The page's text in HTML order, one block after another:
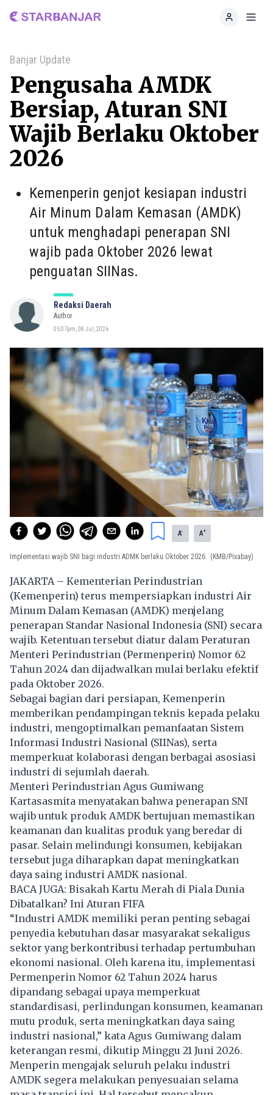
Home
Banjar Update
Pengusaha AMDK
Bersiap, Aturan SNI
Wajib Berlaku Oktober
2026
Kemenperin genjot kesiapan industri
Air Minum Dalam Kemasan (AMDK)
untuk menghadapi penerapan SNI
wajib pada Oktober 2026 lewat
penguatan SIINas.
Redaksi Daerah
Author
05:07pm, 08 Jul, 2026
A- A+
Implementasi wajib SNI bagi industri ADMK berlaku Oktober 2026. (KMB/Pixabay)
JAKARTA – Kementerian Perindustrian
(Kemenperin) terus mempersiapkan industri Air
Minum Dalam Kemasan (AMDK) menjelang
penerapan Standar Nasional Indonesia (SNI) secara
wajib. Ketentuan tersebut diatur dalam Peraturan
Menteri Perindustrian (Permenperin) Nomor 62
Tahun 2024 dan dijadwalkan mulai berlaku efektif
pada Oktober 2026.
Sebagai bagian dari persiapan, Kemenperin
memberikan pendampingan teknis kepada pelaku
industri, mengoptimalkan pemanfaatan Sistem
Informasi Industri Nasional (SIINas), serta
memperkuat kolaborasi dengan berbagai asosiasi
industri di sejumlah daerah.
Menteri Perindustrian Agus Gumiwang
Kartasasmita menyatakan bahwa penerapan SNI
wajib untuk produk AMDK bertujuan memastikan
keamanan dan kualitas produk yang beredar di
pasar. Selain melindungi konsumen, kebijakan
tersebut juga diharapkan dapat meningkatkan
daya saing industri AMDK nasional.
BACA JUGA: Bisakah Kartu Merah di Piala Dunia
Dibatalkan? Ini Aturan FIFA
“Industri AMDK memiliki peran penting sebagai
penyedia kebutuhan dasar masyarakat sekaligus
sektor yang berkontribusi terhadap pertumbuhan
ekonomi nasional. Oleh karena itu, implementasi
Permenperin Nomor 62 Tahun 2024 harus
dipandang sebagai upaya memperkuat
standardisasi, perlindungan konsumen, keamanan
mutu produk, serta meningkatkan daya saing
industri nasional,” kata Agus Gumiwang dalam
keterangan resmi, dikutip Minggu 21 Juni 2026.
Menperin mengajak seluruh pelaku industri
AMDK segera melakukan penyesuaian selama